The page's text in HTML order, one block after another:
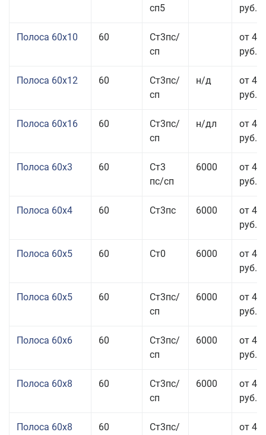
сп5
руб.
Полоса 60x10 60
Ст3пс/
сп
от 42
руб.
Полоса 60x12 60
Ст3пс/
сп
н/д
от 46
руб.
Полоса 60x16 60
Ст3пс/
сп
н/дл
от 48
руб.
Полоса 60x3 60
Ст3
пс/сп
6000
от 46
руб.
Полоса 60x4 60 Ст3пс 6000
от 45
руб.
Полоса 60x5 60 Ст0 6000
от 43
руб.
Полоса 60x5 60
Ст3пс/
сп
6000
от 43
руб.
Полоса 60x6 60
Ст3пс/
сп
6000
от 42
руб.
Полоса 60x8 60
Ст3пс/
сп
6000
от 42
руб.
Полоса 60x8 60
Ст3пс/
от 42